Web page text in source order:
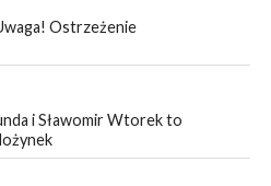
Ostrzeżenie
i Sławomir Wtorek to